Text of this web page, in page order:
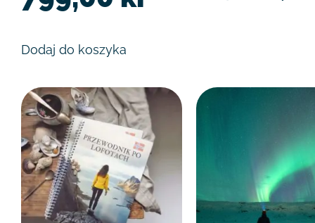
Dodaj do koszyka